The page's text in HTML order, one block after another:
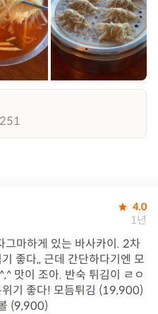
4.0
1년
그마하게 있는 바사카이. 2차
좋다,, 근데 간단하다기엔 모
맛이 조아. 반숙 튀김이 ㄹㅇ
기 좋다! 모듬튀김 (19,900)
(9,900)